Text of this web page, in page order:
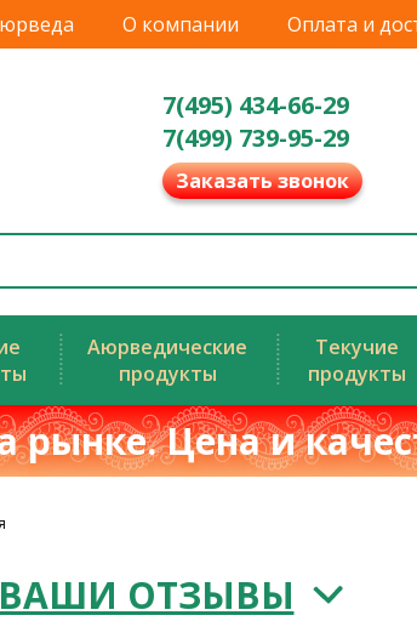
О компании Оплата и
7(495) 434-66-29
7(499) 739-95-29
Заказать звонок
Аюрведические
продукты
Текучие
продукты
рынке. Цена и
ВАШИ ОТЗЫВЫ